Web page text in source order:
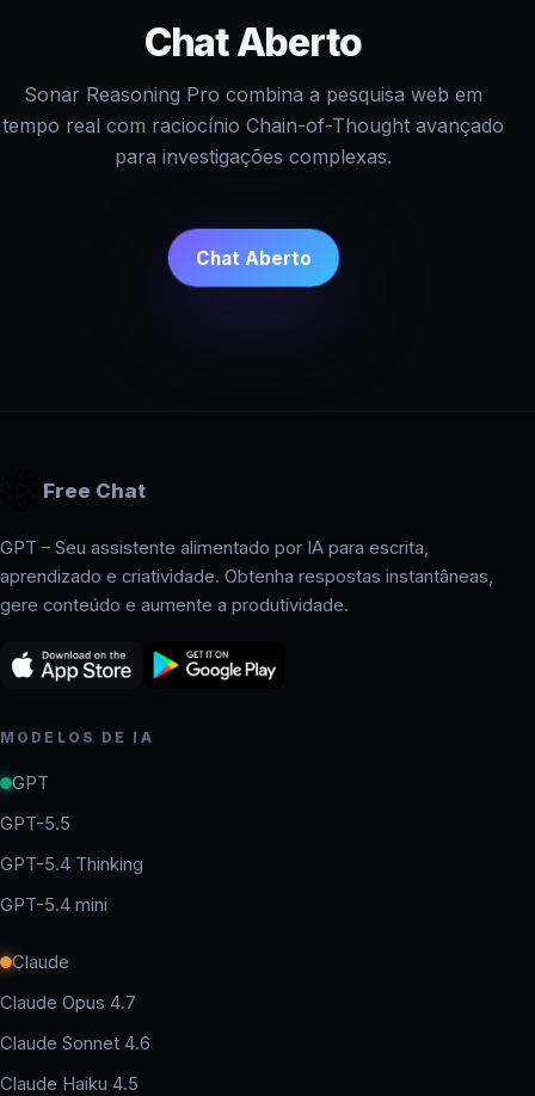
Chat Aberto
Sonar Reasoning Pro combina a pesquisa web em
tempo real com raciocínio Chain-of-Thought avançado
para investigações complexas.
Chat Aberto
Free Chat
GPT – Seu assistente alimentado por IA para escrita,
aprendizado e criatividade. Obtenha respostas instantâneas,
gere conteúdo e aumente a produtividade.
MODELOS DE IA
GPT
GPT-5.5
GPT-5.4 Thinking
GPT-5.4 mini
Claude
Claude Opus 4.7
Claude Sonnet 4.6
Claude Haiku 4.5